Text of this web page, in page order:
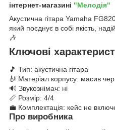
інтернет-магазині "Мелодія"
Акустична гітара Yamaha
який поєднує в собі якість,
🎶
Ключові
🎵 Тип: акустична гітара
🎻 Матеріал корпусу: масив
🔊 Звукознімач: ні
📏 Розмір: 4/4
💼 Комплектація: кейс не
Про виробника